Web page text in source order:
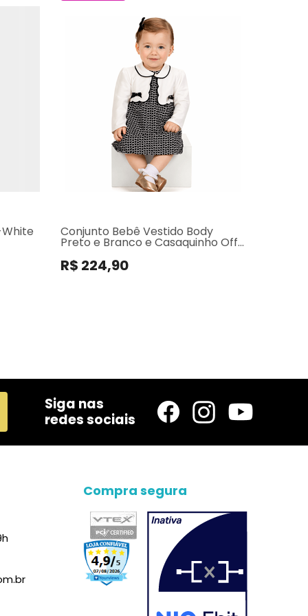
Conjunto Bebê Vestido Body
Preto e Branco e Casaquinho Off-
R$ 224,90
Siga nas
redes sociais
Compra segura